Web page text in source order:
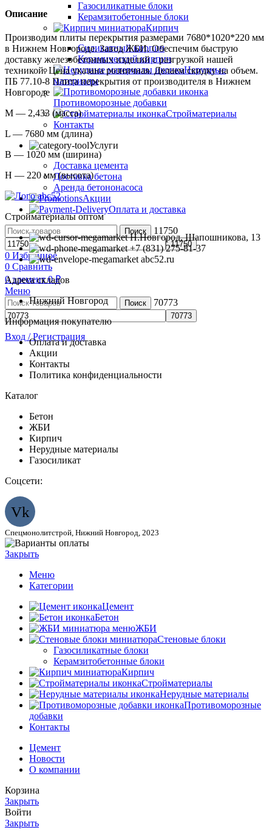
Газосиликатные блоки
Керамзитобетонные блоки
Кирпич
Силикатный кирпич
Керамический кирпич
Нерудные
материалы
Противоморозные добавки
Стройматериалы
Контакты
Услуги
Доставка цемента
Доставка бетона
Аренда бетононасоса
Акции
Оплата и доставка
Поиск 11750
0 Избранное
0 Сравнить
0элемент 0₽
Меню
Поиск 70773
Вход / Регистрация
Описание
Производим плиты перекрытия размерами 7680*1020*220 мм
в Нижнем Новгороде. Завод ЖБИ. Обеспечим быструю
доставку железобетонных изделий с разгрузкой нашей
техникой. Цена указана розничная. Делаем скидку на объем.
ПБ 77.10-8 Плита перекрытия от производителя в Нижнем
Новгороде
М — 2,433 (масса)
L — 7680 мм (длина)
B — 1020 мм (ширина)
H — 220 мм (высота)
Стройматериалы оптом
Н.Новгород, Шапошникова, 13
+7 (831) 275-81-37
abc52.ru
Адреса складов
Нижний Новгород
Информация покупателю
Оплата и доставка
Акции
Контакты
Политика конфиденциальности
Каталог
Бетон
ЖБИ
Кирпич
Нерудные материалы
Газосиликат
Соцсети:
Vk
Спецмонолитстрой, Нижний Новгород, 2023
Закрыть
Меню
Категории
Цемент
Бетон
ЖБИ
Стеновые блоки
Газосиликатные блоки
Керамзитобетонные блоки
Кирпич
Стройматериалы
Нерудные материалы
Противоморозные
добавки
Контакты
Цемент
Новости
О компании
Корзина
Закрыть
Войти
Закрыть